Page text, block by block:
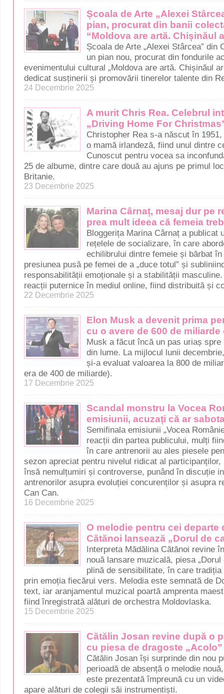
Școala de Arte „Alexei
pian, procurat din banii
“Moldova are artă. Chișinăul
Școala de Arte „Alexei Stârcea” din
un pian nou, procurat din fondurile
evenimentului cultural „Moldova are artă. Chișinăul
dedicat susținerii și promovării tinerelor talente din
24 Decembrie 2025
A murit Chris Rea. Celebrul
„Driving Home For
Christopher Rea s-a născut în
o mamă irlandeză, fiind unul dintre
Cunoscut pentru vocea sa
25 de albume, dintre care două au ajuns pe primul
Britanie.
23 Decembrie 2025
Marina Cârnaț, mesaj dur pe
prea mult ideea că femeia
Bloggerița Marina Cârnaț a publicat
rețelele de socializare, în care
echilibrului dintre femeie și bărbat
presiunea pusă pe femei de a „duce totul” și
responsabilității emoționale și a stabilității
reacții puternice în mediul online, fiind distribuită și
22 Decembrie 2025
Elon Musk a devenit prima
cu o avere de 600 de miliarde
Musk a făcut încă un pas uriaș
din lume. La mijlocul lunii
și-a evaluat valoarea la 800 de
era de 400 de miliarde).
17 Decembrie 2025
Scandal monstru la Vocea
emisiunii, acuzați că ar
Semifinala emisiunii „Vocea
reacții din partea publicului, mulți
în care antrenorii au ales piesele
sezon apreciat pentru nivelul ridicat al participanților,
însă nemulțumiri și controverse, punând în discuție
antrenorilor asupra evoluției concurenților și asupra
Can Can.
16 Decembrie 2025
O melodie pentru cei departe
Cătănoi lansează „Dorul de
Interpreta Mădălina Cătănoi revine
nouă lansare muzicală, piesa
plină de sensibilitate, în care
prin emoția fiecărui vers. Melodia este semnată de
text, iar aranjamentul muzical poartă amprenta
fiind înregistrată alături de orchestra Moldovlaska.
15 Decembrie 2025
Cătălin Josan revine după o
cu piesa de dragoste „Acolo”
Cătălin Josan își surprinde din nou
perioadă de absență o melodie
este prezentată împreună cu un
apare alături de colegii săi instrumentiști.